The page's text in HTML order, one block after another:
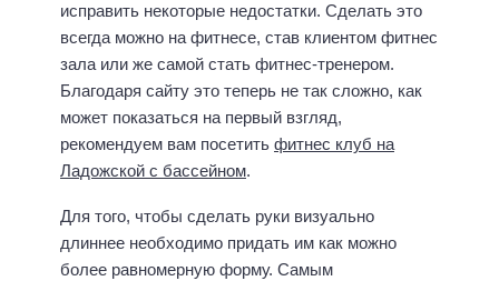
исправить некоторые недостатки. Сделать это
всегда можно на фитнесе, став клиентом фитнес
зала или же самой стать фитнес-тренером.
Благодаря сайту это теперь не так сложно, как
может показаться на первый взгляд,
рекомендуем вам посетить фитнес клуб на
Ладожской с бассейном.
Для того, чтобы сделать руки визуально
длиннее необходимо придать им как можно
более равномерную форму. Самым